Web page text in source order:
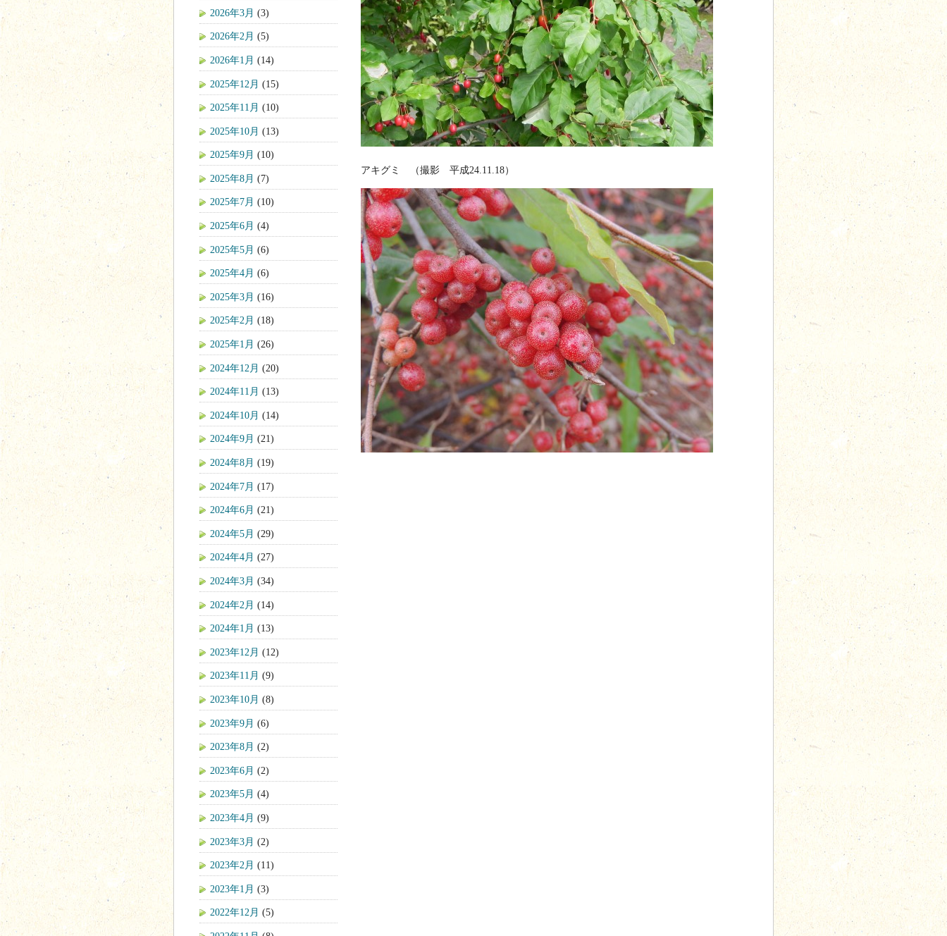
アキグミ （撮影 平成24.11.18）
2026年3月 (3)
2026年2月 (5)
2026年1月 (14)
2025年12月 (15)
2025年11月 (10)
2025年10月 (13)
2025年9月 (10)
2025年8月 (7)
2025年7月 (10)
2025年6月 (4)
2025年5月 (6)
2025年4月 (6)
2025年3月 (16)
2025年2月 (18)
2025年1月 (26)
2024年12月 (20)
2024年11月 (13)
2024年10月 (14)
2024年9月 (21)
2024年8月 (19)
2024年7月 (17)
2024年6月 (21)
2024年5月 (29)
2024年4月 (27)
2024年3月 (34)
2024年2月 (14)
2024年1月 (13)
2023年12月 (12)
2023年11月 (9)
2023年10月 (8)
2023年9月 (6)
2023年8月 (2)
2023年6月 (2)
2023年5月 (4)
2023年4月 (9)
2023年3月 (2)
2023年2月 (11)
2023年1月 (3)
2022年12月 (5)